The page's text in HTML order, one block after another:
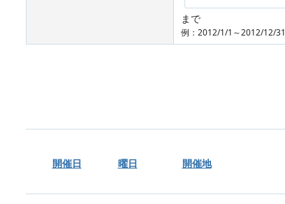
まで
例：2012/1/1～2012/12/31
開催日 曜日 開催地